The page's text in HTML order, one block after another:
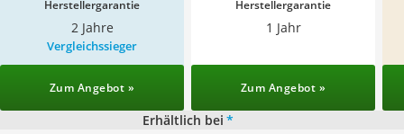
Herstellergarantie
2 Jahre
Herstellergarantie
1 Jahr
Vergleichssieger
Zum Angebot » Zum Angebot »
Erhältlich bei *